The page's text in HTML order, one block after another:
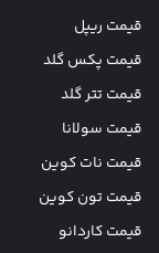
قیمت ریپل
قیمت پکس گلد
قیمت تتر گلد
قیمت سولانا
قیمت نات کوین
قیمت تون کوین
قیمت کاردانو